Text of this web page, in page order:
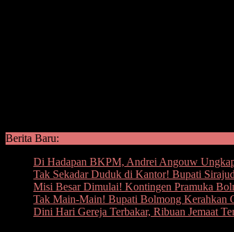
Berita Baru:
Di Hadapan BKPM, Andrei Angouw
Tak Sekadar Duduk di Kantor! Bupati
Misi Besar Dimulai! Kontingen Pramuka
Tak Main-Main! Bupati Bolmong Kerahkan
Dini Hari Gereja Terbakar, Ribuan Jemaat